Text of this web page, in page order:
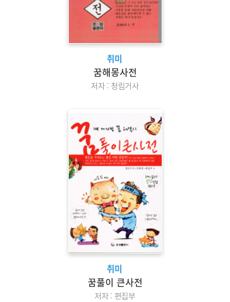
취미
꿈해몽사전
저자 : 청림거사
취미
꿈풀이 큰사전
저자 : 편집부